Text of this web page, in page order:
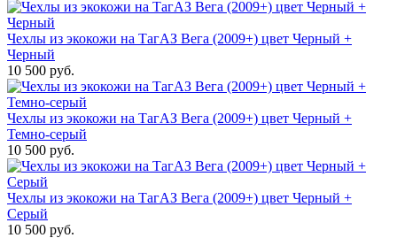
Чехлы из экокожи на ТагАЗ Вега (2009+) цвет Черный +
Черный
10 500 руб.
Чехлы из экокожи на ТагАЗ Вега (2009+) цвет Черный +
Темно-серый
10 500 руб.
Чехлы из экокожи на ТагАЗ Вега (2009+) цвет Черный +
Серый
10 500 руб.